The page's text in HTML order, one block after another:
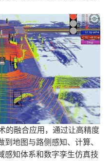
的融合应用，通过让高精度
地图与路侧感知、计算、
感知体系和数字孪生仿真技